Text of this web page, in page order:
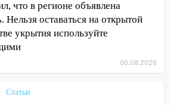
опасность
районе утонул
что в регионе объявлена
Нельзя оставаться на открытой
укрытия используйте
06.08.2026
Статьи